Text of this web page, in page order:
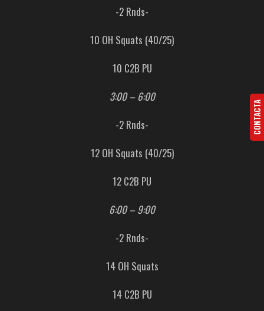
-2 Rnds-
10 OH Squats (40/25)
10 C2B PU
3:00 – 6:00
-2 Rnds-
12 OH Squats (40/25)
12 C2B PU
6:00 – 9:00
-2 Rnds-
14 OH Squats
14 C2B PU
CONTACTA